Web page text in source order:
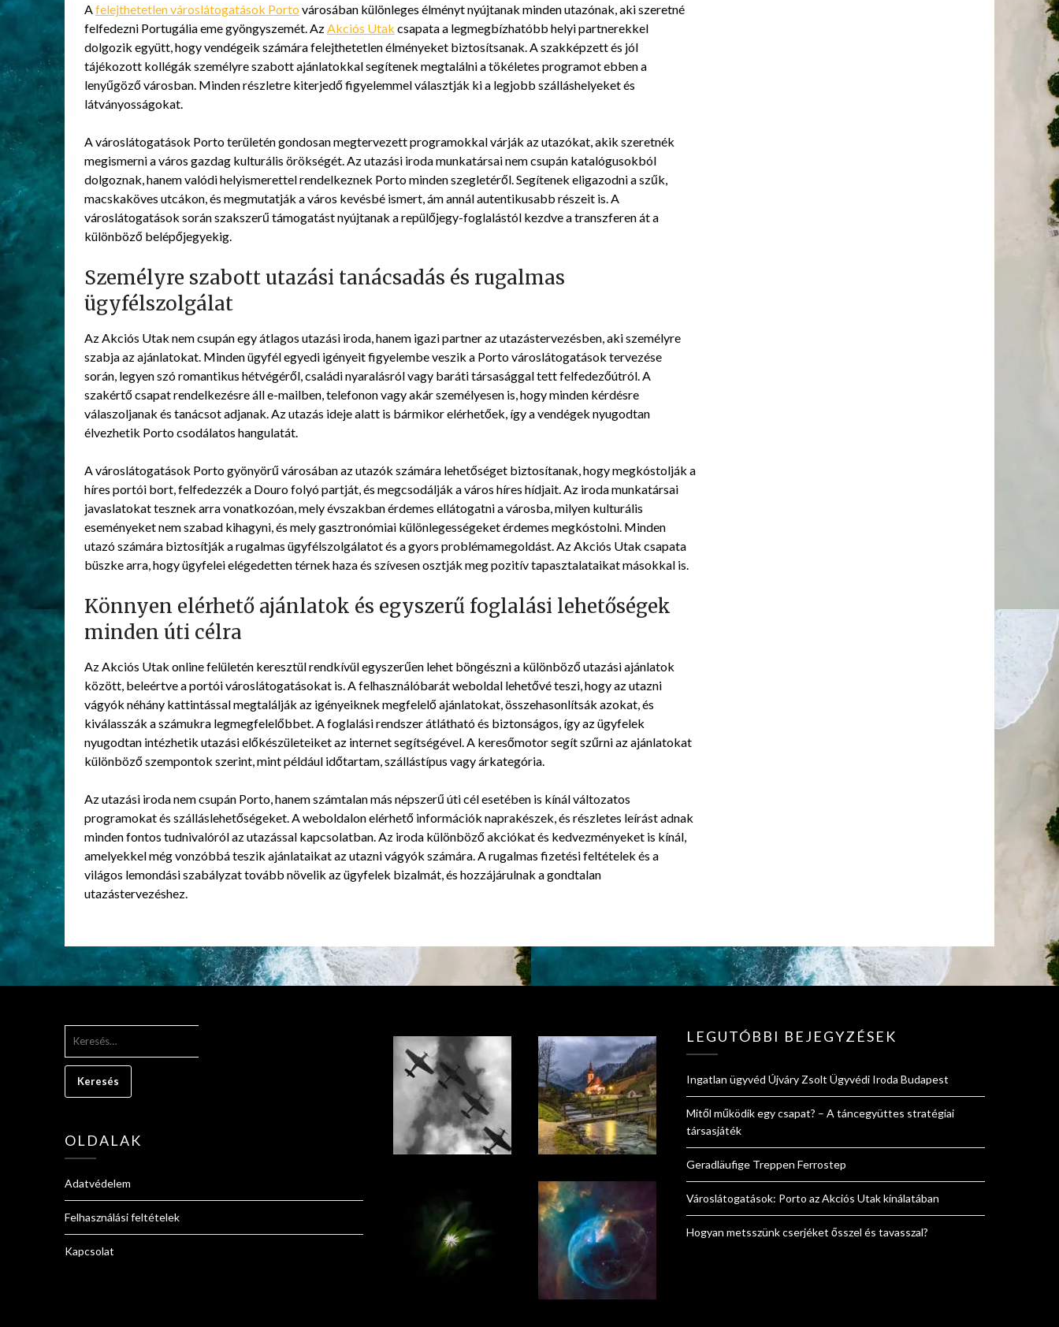
A felejthetetlen városlátogatások Porto városában különleges élményt nyújtanak minden utazónak, aki szeretné
felfedezni Portugália eme gyöngyszemét. Az Akciós Utak csapata a legmegbízhatóbb helyi partnerekkel
dolgozik együtt, hogy vendégeik számára felejthetetlen élményeket biztosítsanak. A szakképzett és jól
tájékozott kollégák személyre szabott ajánlatokkal segítenek megtalálni a tökéletes programot ebben a
lenyűgöző városban. Minden részletre kiterjedő figyelemmel választják ki a legjobb szálláshelyeket és
látványosságokat.
A városlátogatások Porto területén gondosan megtervezett programokkal várják az utazókat, akik szeretnék
megismerni a város gazdag kulturális örökségét. Az utazási iroda munkatársai nem csupán katalógusokból
dolgoznak, hanem valódi helyismerettel rendelkeznek Porto minden szegletéről. Segítenek eligazodni a szűk,
macskaköves utcákon, és megmutatják a város kevésbé ismert, ám annál autentikusabb részeit is. A
városlátogatások során szakszerű támogatást nyújtanak a repülőjegy-foglalástól kezdve a transzferen át a
különböző belépőjegyekig.
Személyre szabott utazási tanácsadás és rugalmas
ügyfélszolgálat
Az Akciós Utak nem csupán egy átlagos utazási iroda, hanem igazi partner az utazástervezésben, aki személyre
szabja az ajánlatokat. Minden ügyfél egyedi igényeit figyelembe veszik a Porto városlátogatások tervezése
során, legyen szó romantikus hétvégéről, családi nyaralásról vagy baráti társasággal tett felfedezőútról. A
szakértő csapat rendelkezésre áll e-mailben, telefonon vagy akár személyesen is, hogy minden kérdésre
válaszoljanak és tanácsot adjanak. Az utazás ideje alatt is bármikor elérhetőek, így a vendégek nyugodtan
élvezhetik Porto csodálatos hangulatát.
A városlátogatások Porto gyönyörű városában az utazók számára lehetőséget biztosítanak, hogy megkóstolják a
híres portói bort, felfedezzék a Douro folyó partját, és megcsodálják a város híres hídjait. Az iroda munkatársai
javaslatokat tesznek arra vonatkozóan, mely évszakban érdemes ellátogatni a városba, milyen kulturális
eseményeket nem szabad kihagyni, és mely gasztronómiai különlegességeket érdemes megkóstolni. Minden
utazó számára biztosítják a rugalmas ügyfélszolgálatot és a gyors problémamegoldást. Az Akciós Utak csapata
büszke arra, hogy ügyfelei elégedetten térnek haza és szívesen osztják meg pozitív tapasztalataikat másokkal is.
Könnyen elérhető ajánlatok és egyszerű foglalási lehetőségek
minden úti célra
Az Akciós Utak online felületén keresztül rendkívül egyszerűen lehet böngészni a különböző utazási ajánlatok
között, beleértve a portói városlátogatásokat is. A felhasználóbarát weboldal lehetővé teszi, hogy az utazni
vágyók néhány kattintással megtalálják az igényeiknek megfelelő ajánlatokat, összehasonlítsák azokat, és
kiválasszák a számukra legmegfelelőbbet. A foglalási rendszer átlátható és biztonságos, így az ügyfelek
nyugodtan intézhetik utazási előkészületeiket az internet segítségével. A keresőmotor segít szűrni az ajánlatokat
különböző szempontok szerint, mint például időtartam, szállástípus vagy árkategória.
Az utazási iroda nem csupán Porto, hanem számtalan más népszerű úti cél esetében is kínál változatos
programokat és szálláslehetőségeket. A weboldalon elérhető információk naprakészek, és részletes leírást adnak
minden fontos tudnivalóról az utazással kapcsolatban. Az iroda különböző akciókat és kedvezményeket is kínál,
amelyekkel még vonzóbbá teszik ajánlataikat az utazni vágyók számára. A rugalmas fizetési feltételek és a
világos lemondási szabályzat tovább növelik az ügyfelek bizalmát, és hozzájárulnak a gondtalan
utazástervezéshez.
OLDALAK
Adatvédelem
Felhasználási feltételek
Kapcsolat
LEGUTÓBBI BEJEGYZÉSEK
Ingatlan ügyvéd Újváry Zsolt Ügyvédi Iroda Budapest
Mitől működik egy csapat? – A táncegyüttes stratégiai
társasjáték
Geradläufige Treppen Ferrostep
Városlátogatások: Porto az Akciós Utak kínálatában
Hogyan metsszünk cserjéket ősszel és tavasszal?